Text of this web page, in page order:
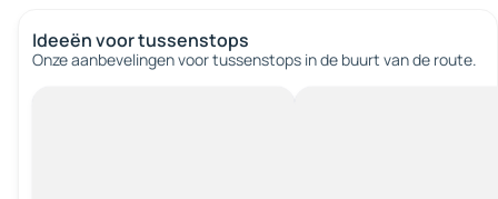
Ideeën voor tussenstops
Onze aanbevelingen voor tussenstops in de buurt van de route.